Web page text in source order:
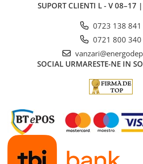
SUPORT CLIENTI L - V 08–17
0723 138 841
0721 800 340
SOCIAL URMARESTE-NE IN